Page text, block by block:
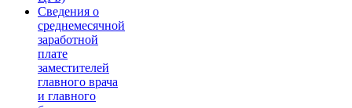
Сведения о
среднемесячной
заработной
плате
заместителей
главного врача
и главного